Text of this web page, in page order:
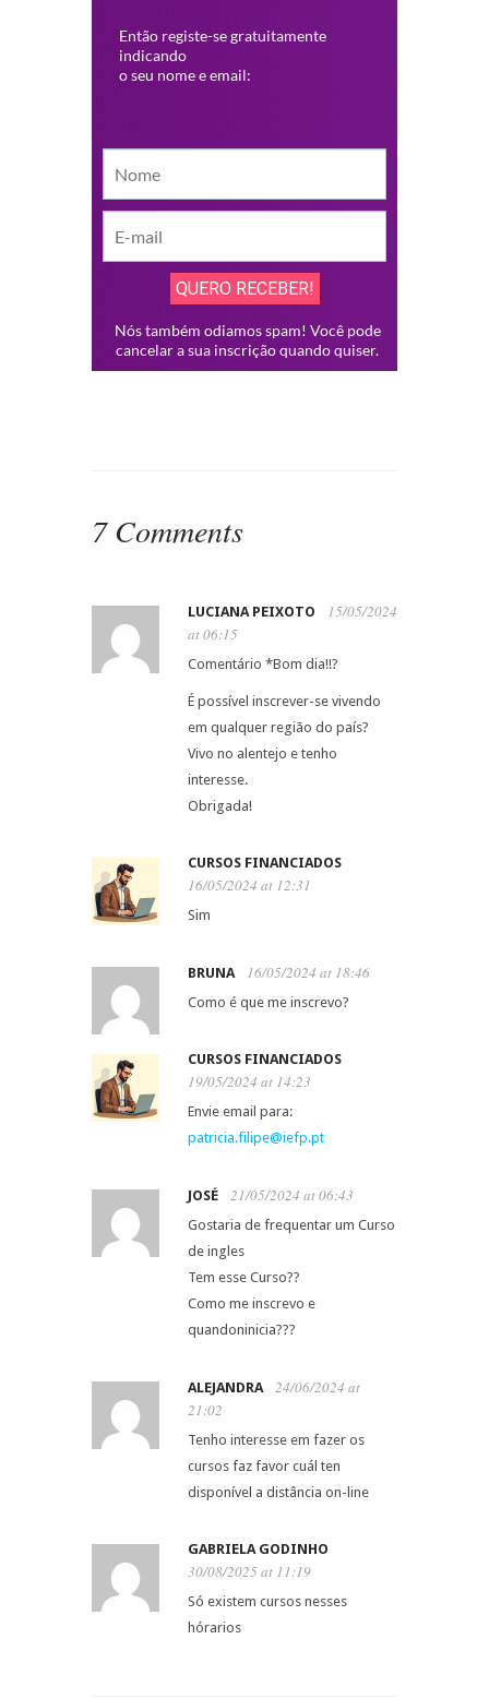
7 Comments
LUCIANA PEIXOTO
15/05/2024
at 06:15
Comentário *Bom dia!!?
É possível inscrever-se vivendo
em qualquer região do país?
Vivo no alentejo e tenho
interesse.
Obrigada!
CURSOS FINANCIADOS
16/05/2024 at 12:31
Sim
BRUNA 16/05/2024 at 18:46
Como é que me inscrevo?
CURSOS FINANCIADOS
19/05/2024 at 14:23
Envie email para:
patricia.filipe@iefp.pt
JOSÉ 21/05/2024 at 06:43
Gostaria de frequentar um Curso
de ingles
Tem esse Curso??
Como me inscrevo e
quandoninicia???
ALEJANDRA
24/06/2024 at
21:02
Tenho interesse em fazer os
cursos faz favor cuál ten
disponível a distância on-line
GABRIELA GODINHO
30/08/2025 at 11:19
Só existem cursos nesses
hórarios